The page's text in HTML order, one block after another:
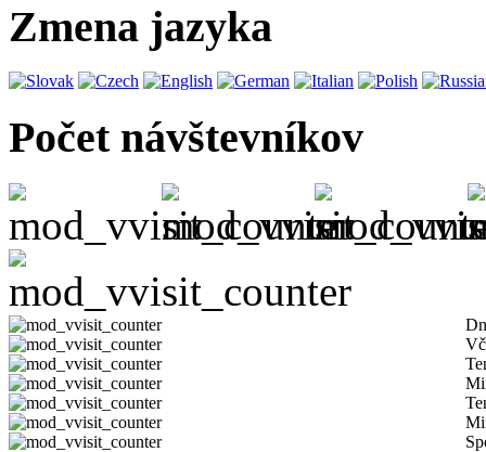
Zmena jazyka
Počet návštevníkov